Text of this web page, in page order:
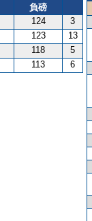
負磅
124
3
123
13
118
5
113 6